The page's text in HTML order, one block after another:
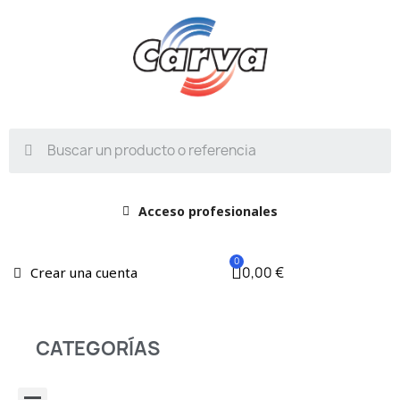
Acceso profesionales
Crear una cuenta 0,00 €
CATEGORÍAS